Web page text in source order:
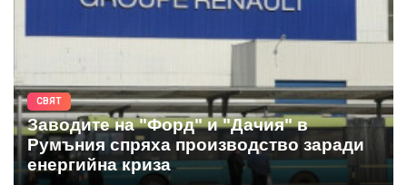
СВЯТ
Заводите на "Форд" и "Дачия" в
Румъния спряха производство заради
енергийна криза